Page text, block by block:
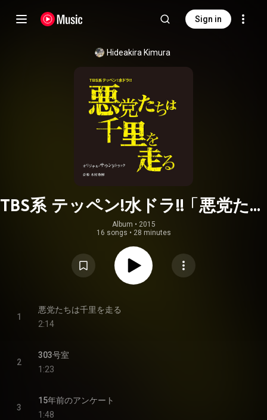
Sign in
Hideakira Kimura
TBS系 テッペン!水ドラ!!「悪党たち
は千里を走る」オリジナル・サウン
ドトラック
Album • 2015
16 songs • 28 minutes
1
悪党たちは千里を走る
2:14
2
303号室
1:23
3
15年前のアンケート
1:48